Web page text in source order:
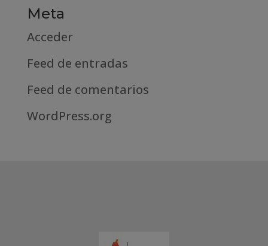
Meta
Acceder
Feed de entradas
Feed de comentarios
WordPress.org